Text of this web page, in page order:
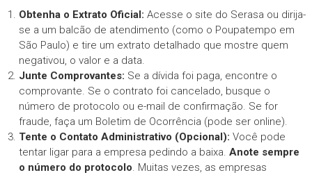
Obtenha o Extrato Oficial: Acesse o site do Serasa ou dirija-
se a um balcão de atendimento (como o Poupatempo em
São Paulo) e tire um extrato detalhado que mostre quem
negativou, o valor e a data.
Junte Comprovantes: Se a dívida foi paga, encontre o
comprovante. Se o contrato foi cancelado, busque o
número de protocolo ou e-mail de confirmação. Se for
fraude, faça um Boletim de Ocorrência (pode ser online).
Tente o Contato Administrativo (Opcional): Você pode
tentar ligar para a empresa pedindo a baixa. Anote sempre
o número do protocolo. Muitas vezes, as empresas